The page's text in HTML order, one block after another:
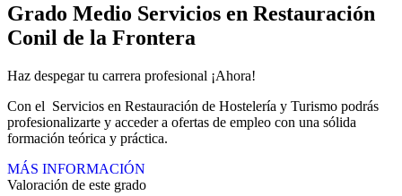
Grado Medio Servicios en Restauración
Conil de la Frontera
Haz despegar tu carrera profesional ¡Ahora!
Con el Servicios en Restauración de Hostelería y Turismo podrás
profesionalizarte y acceder a ofertas de empleo con una sólida
formación teórica y práctica.
MÁS INFORMACIÓN
Valoración de este grado